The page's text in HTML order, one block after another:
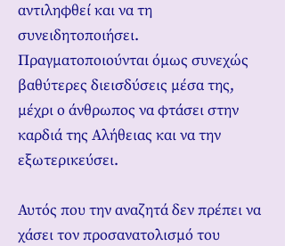
αντιληφθεί και να τη
συνειδητοποιήσει.
Πραγματοποιούνται όμως συνεχώς
βαθύτερες διεισδύσεις μέσα της,
μέχρι ο άνθρωπος να φτάσει στην
καρδιά της Αλήθειας και να την
εξωτερικεύσει.
Αυτός που την αναζητά δεν πρέπει να
χάσει τον προσανατολισμό του